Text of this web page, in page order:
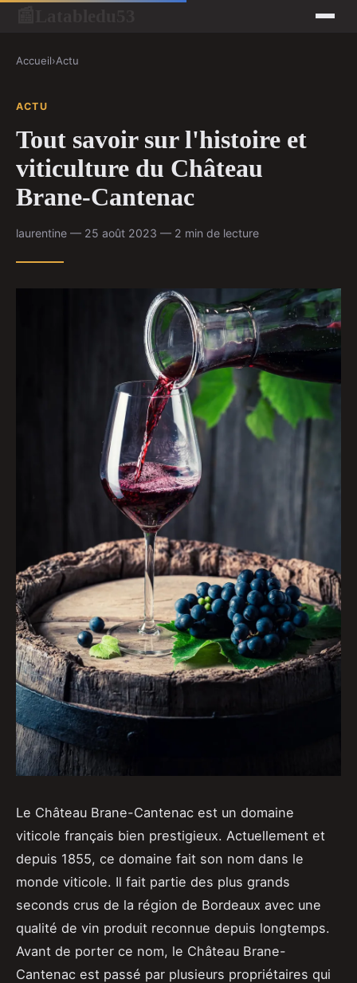
Accueil›Actu
ACTU
Tout savoir sur l'histoire et
viticulture du Château
Brane-Cantenac
laurentine — 25 août 2023 — 2 min de lecture
Le Château Brane-Cantenac est un domaine
viticole français bien prestigieux. Actuellement et
depuis 1855, ce domaine fait son nom dans le
monde viticole. Il fait partie des plus grands
seconds crus de la région de Bordeaux avec une
qualité de vin produit reconnue depuis longtemps.
Avant de porter ce nom, le Château Brane-
Cantenac est passé par plusieurs propriétaires qui